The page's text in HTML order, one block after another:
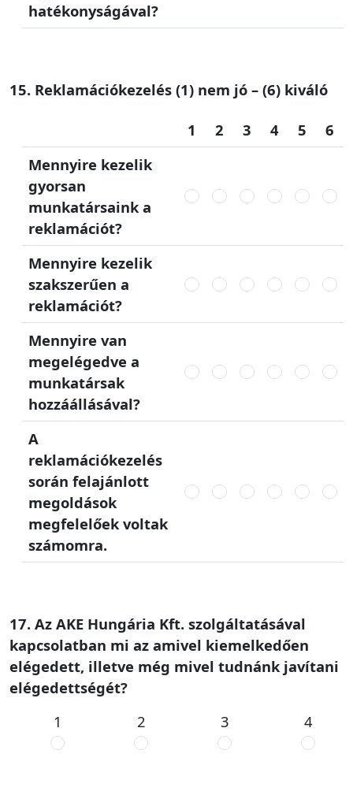
hatékonyságával?
15. Reklamációkezelés (1) nem jó – (6) kiváló
1 2 3 4 5
6
Mennyire kezelik
gyorsan
munkatársaink a
reklamációt?
Mennyire kezelik
szakszerűen a
reklamációt?
Mennyire van
megelégedve a
munkatársak
hozzáállásával?
A
reklamációkezelés
során felajánlott
megoldások
megfelelőek voltak
számomra.
17. Az AKE Hungária Kft. szolgáltatásával
kapcsolatban mi az amivel kiemelkedően
elégedett, illetve még mivel tudnánk javítani
elégedettségét?
1
2 3 4